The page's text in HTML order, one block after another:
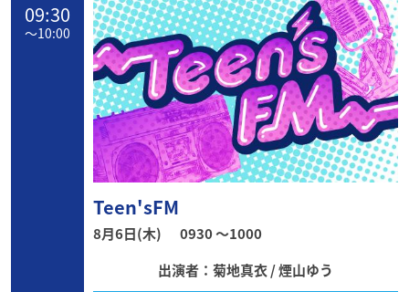
09:30
〜10:00
Teen'sFM
8月6日(木)
0930 〜1000
出演者：菊地真衣 / 煙山ゆう